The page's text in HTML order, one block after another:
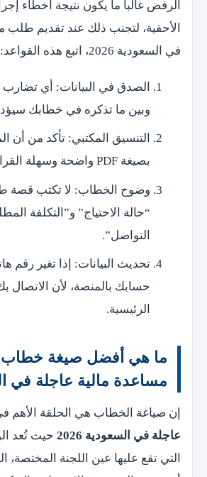
الرفض غالباً ما يكون نتيجة أخطاء
الأحقية، لتجنب ذلك عند تقديم طلب
في السعودية 2026، اتبع هذه القواعد:
الصدق في البيانات: أي تضارب
وبين ما تذكره في خطابك
التنسيق المكتبي: تأكد من أن
بصيغة PDF واضحة وسهلة القراءة.
وضوح الخطاب: لا تكتب قصة
“حالة الاحتياج” و”التكلفة
التواصل”.
تحديث البيانات: إذا تغير رقم
حسابك بالمنصة، لأن الاتصال
الرئيسية.
ما هي أفضل صيغة خطاب
مساعدة مالية عاجلة في
إن صياغة الخطاب هي الحلقة الأهم
عاجلة في السعودية 2026
حيث تُعد
التي تقع عليها عين اللجنة